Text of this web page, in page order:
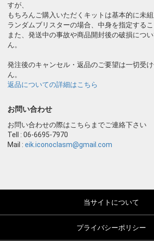
すが、
もちろんご購入いただくキットは基本的に未組
ランダムブリスターの場合、中身を指定するこ
また、発送中の事故や商品開封後の破損につ
ん。
発注後のキャンセル・返品のご要望は一切受
ん。
返品についての詳細はこちら
お問い合わせ
お問い合わせの際はこちらまでご連絡下さい
Tell : 06-6695-7970
Mail : eik.iconoclasm@gmail.com
当サイトについて
プライバシーポリシー